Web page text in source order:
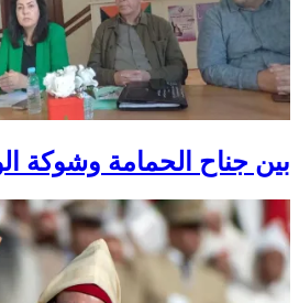
بين جناح الحمامة وشوكة